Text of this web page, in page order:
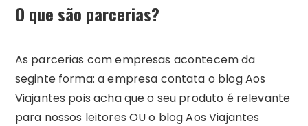
O que são parcerias?
As parcerias com empresas acontecem da
seginte forma: a empresa contata o blog Aos
Viajantes pois acha que o seu produto é relevante
para nossos leitores OU o blog Aos Viajantes